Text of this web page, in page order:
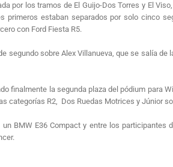
por los tramos de El Guijo-Dos Torres y El
estaban separados por solo cinco
con Ford Fiesta R5.
sobre Alex Villanueva, que se salía de
finalmente la segunda plaza del pódium para
categorías R2, Dos Ruedas Motrices y Júnior
BMW E36 Compact y entre los participantes